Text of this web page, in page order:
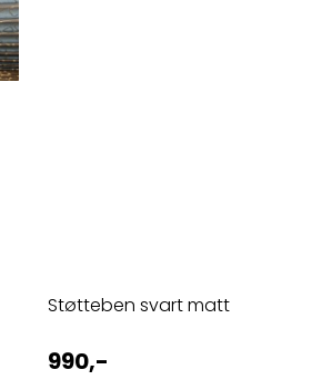
Støtteben svart matt
990,-